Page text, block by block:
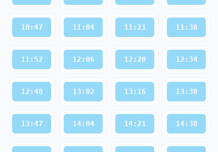
10:47 11:04 11:21 11:38
11:52 12:06 12:20 12:34
12:48 13:02 13:16 13:30
13:47 14:04 14:21 14:38